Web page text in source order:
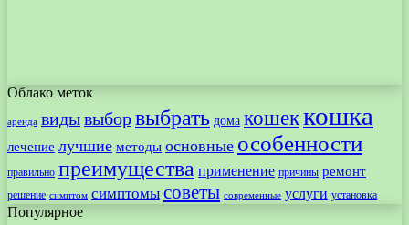
Облако меток
аренда видывыборвыбрать дома кошеккошка
лечение лучшие методы основные особенности
правильно преимущества применение причины ремонт
решение симптом симптомы советы современные услуги установка
Популярное